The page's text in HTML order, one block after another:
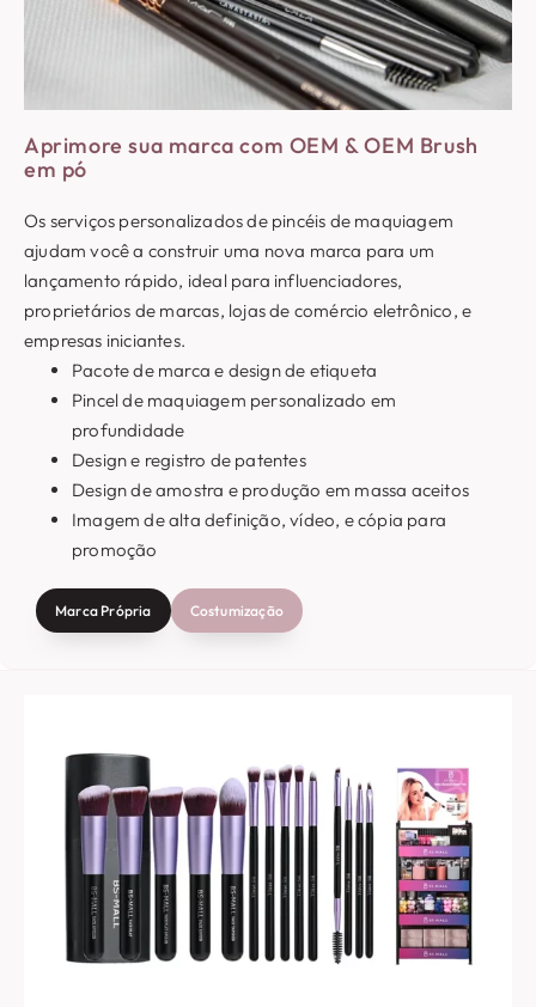
Aprimore sua marca com OEM & OEM Brush
em pó
Os serviços personalizados de pincéis de maquiagem
ajudam você a construir uma nova marca para um
lançamento rápido, ideal para influenciadores,
proprietários de marcas, lojas de comércio eletrônico, e
empresas iniciantes.
Pacote de marca e design de etiqueta
Pincel de maquiagem personalizado em
profundidade
Design e registro de patentes
Design de amostra e produção em massa aceitos
Imagem de alta definição, vídeo, e cópia para
promoção
Marca Própria Costumização